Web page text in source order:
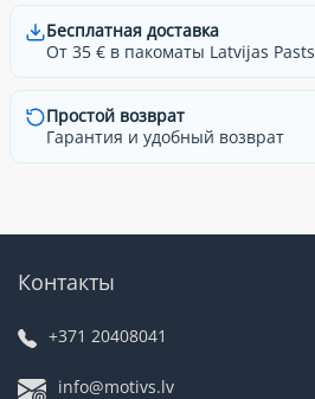
Бесплатная доставка
От 35 € в пакоматы Latvijas Pasts
Простой возврат
Гарантия и удобный возврат
Контакты
+371 20408041
info@motivs.lv